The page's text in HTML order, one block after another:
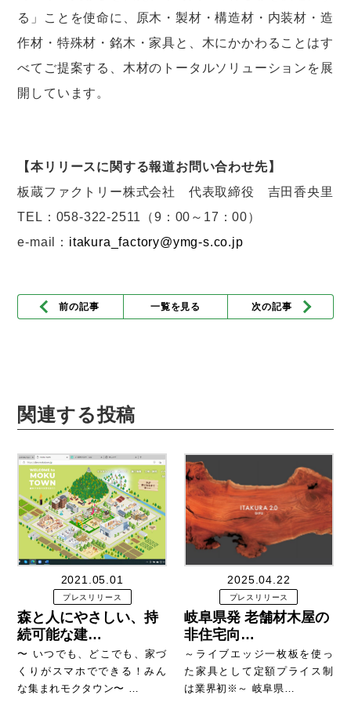
る」ことを使命に、原木・製材・構造材・内装材・造
作材・特殊材・銘木・家具と、木にかかわることはす
べてご提案する、木材のトータルソリューションを展
開しています。
【本リリースに関する報道お問い合わせ先】
板蔵ファクトリー株式会社 代表取締役 吉田香央里
TEL：058-322-2511（9：00～17：00）
e-mail： itakura_factory@ymg-s.co.jp
前の記事 次の記事
一覧を見る
関連する投稿
2021.05.01
プレスリリース
森と人にやさしい、持
続可能な建…
〜 いつでも、どこでも、家づ
くりがスマホでできる！みん
な集まれモクタウン〜 …
2025.04.22
プレスリリース
岐阜県発 老舗材木屋の
非住宅向…
～ライブエッジ一枚板を使っ
た家具として定額プライス制
は業界初※～ 岐阜県…